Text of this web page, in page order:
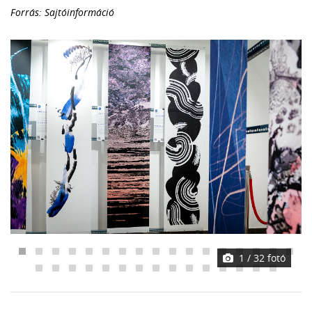
Forrás: Sajtóinformáció
1 / 32 fotó